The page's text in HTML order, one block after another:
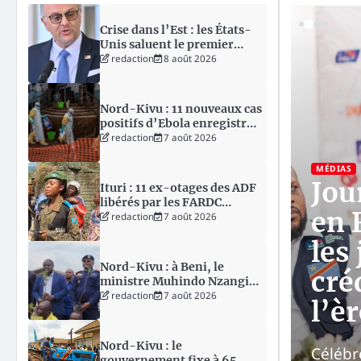
Crise dans l’Est : les États-
Unis saluent le premier
transfert de prisonniers
dans le cadre du processus
de Doha
redaction 8 août 2026
Nord-Kivu : 11 nouveaux cas
positifs d’Ebola enregistrés
ce jeudi dans six zones de
santé
redaction 7 août 2026
Ituri : 11 ex-otages des ADF
libérés par les FARDC
retrouvent leurs familles à
Biakato
redaction 7 août 2026
Nord-Kivu : à Beni, le
ministre Muhindo Nzangi
ambitionne de faire de la
RDC le premier producteur
mondial de cacao
redaction 7 août 2026
Nord-Kivu : le
Suminwa
la
femmes aux
de la parité dans les instruments
MÉDIAS
en
les